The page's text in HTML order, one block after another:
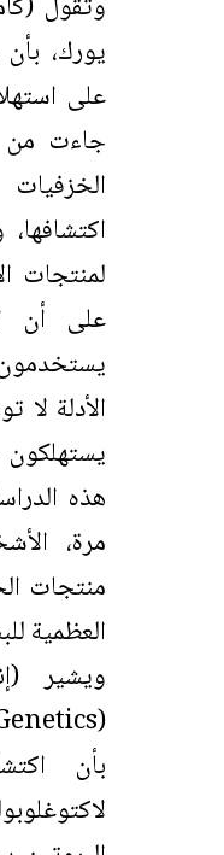
يورك،
على
جاءت من
لمنتجات
على أن
الأدلة لا
يستهلكون
هذه
مرة،
منتجات
العظمية
ويشير
بأن